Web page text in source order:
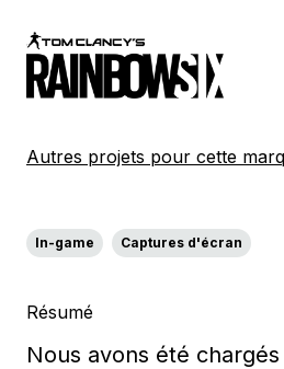
Autres projets pour cette
In-game Captures d'écran
Résumé
Nous avons été